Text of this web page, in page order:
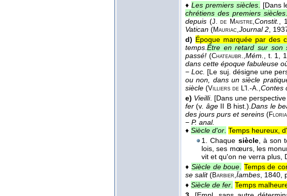
♦Les premiers siècles. [Dans
chrétiens des premiers siècles
depuis (J. de Maistre,Constit. ,
Vatican (Mauriac,Journal 2 ,
d) Époque marquée par des
temps Être en retard sur son
passé! (Chateaubr.,Mém. , t. 1 ,
dans cette époque fabuleuse
−Loc. [Le suj. désigne une
ou non, dans un siècle
siècle (Villiers de L'I.-A.,Contes
e) Vieilli. [Dans une
fer (v. âgeII B hist.).Dans le
des jours purs et sereins (
− P. anal.
♦ Siècle d'or Temps heureux,
1. Chaque siècle, à son
lois, ses mœurs, les
vit et qu'on ne verra plus,
♦Siècle de boue Temps de
se salit(Barbier,Ïambes , 1840 ,
♦ Siècle de fer Temps